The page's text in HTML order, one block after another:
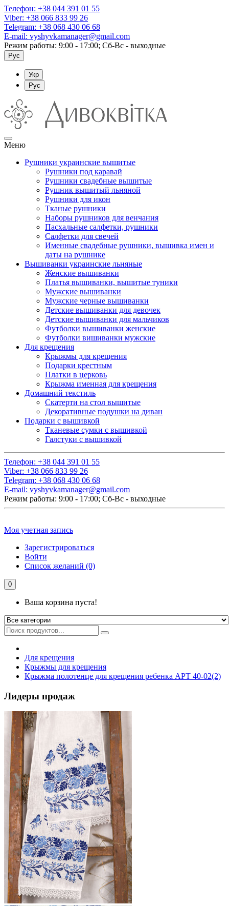
Телефон: +38 044 391 01 55
Viber: +38 066 833 99 26
Telegram: +38 068 430 06 68
E-mail: vyshyvkamanager@gmail.com
Режим работы: 9:00 - 17:00; Сб-Вс - выходные
Рус
Укр
Рус
Меню
Рушники украинские вышитые
Рушники под каравай
Рушники свадебные вышитые
Рушник вышитый льняной
Рушники для икон
Тканые рушники
Наборы рушников для венчания
Пасхальные салфетки, рушники
Салфетки для свечей
Именные свадебные рушники, вышивка имен и
даты на рушнике
Вышиванки украинские льняные
Женские вышиванки
Платья вышиванки, вышитые туники
Мужские вышиванки
Мужские черные вышиванки
Детские вышиванки для девочек
Детские вышиванки для мальчиков
Футболки вышиванки женские
Футболки вишиванки мужские
Для крещения
Крыжмы для крещения
Подарки крестным
Платки в церковь
Крыжма именная для крещения
Домашний текстиль
Скатерти на стол вышитые
Декоративные подушки на диван
Подарки с вышивкой
Тканевые сумки с вышивкой
Галстуки с вышивкой
Телефон: +38 044 391 01 55
Viber: +38 066 833 99 26
Telegram: +38 068 430 06 68
E-mail: vyshyvkamanager@gmail.com
Режим работы: 9:00 - 17:00; Сб-Вс - выходные
Моя учетная запись
Зарегистрироваться
Войти
Список желаний (0)
0
Ваша корзина пуста!
Для крещения
Крыжмы для крещения
Крыжма полотенце для крещения ребенка АРТ 40-02(2)
Лидеры продаж